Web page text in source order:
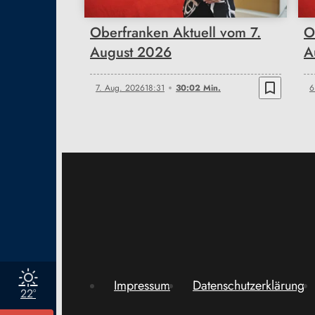
22°
Oberfranken Aktuell vom 7.
August 2026
7. Aug. 202618:31 30:02 Min. bookmark_border
Impressum Datenschutzerklärung